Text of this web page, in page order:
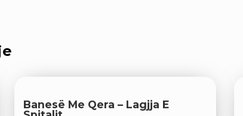
Banesë Me Qera – Lagjja E